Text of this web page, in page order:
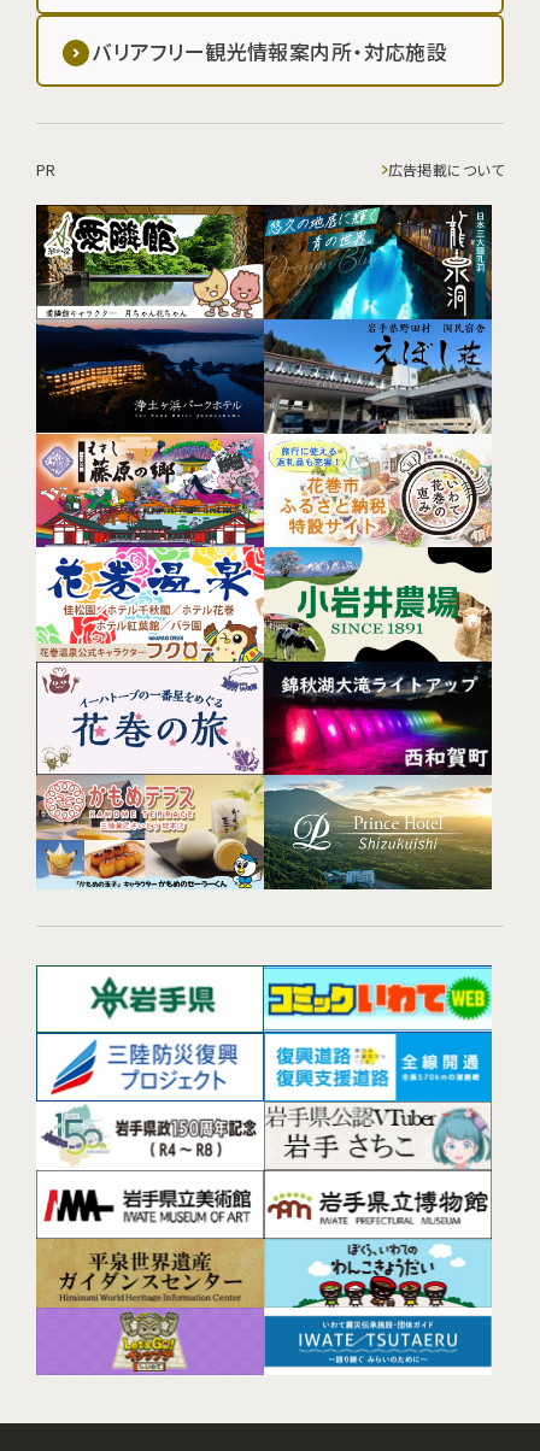
バリアフリー観光情報案内所・対応施設
PR 広告掲載について